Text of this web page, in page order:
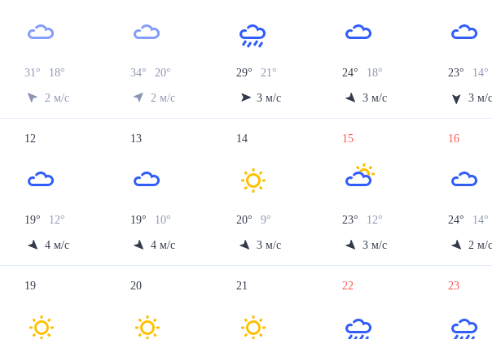
31° 18°
2 м/с
34° 20
2 м/с
29° 21°
3 м/с
24° 18°
3 м/с
23° 14°
3 м/
12
19° 12°
4 м/с
13
19° 10°
4 м/с
14
20° 9
3 м/с
15
23° 12°
3 м/с
16
24° 14°
2 м/
19 20 21 22 23